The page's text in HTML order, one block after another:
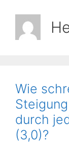
Wie
durch
(3,0)?